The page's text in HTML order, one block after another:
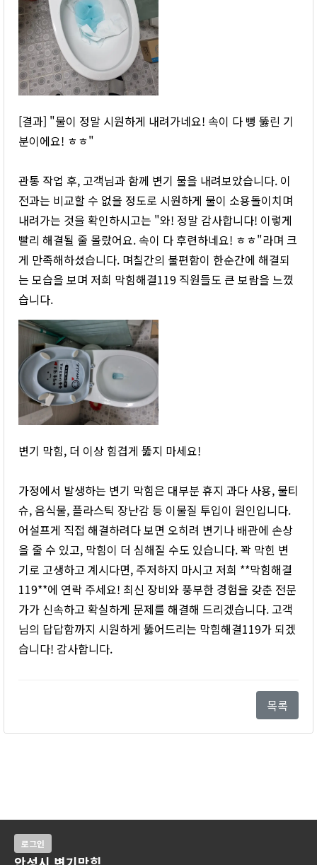
[결과] "물이 정말 시원하게 내려가네요! 속이 다 뻥 뚫린 기
분이에요! ㅎㅎ"
관통 작업 후, 고객님과 함께 변기 물을 내려보았습니다. 이
전과는 비교할 수 없을 정도로 시원하게 물이 소용돌이치며
내려가는 것을 확인하시고는 "와! 정말 감사합니다! 이렇게
빨리 해결될 줄 몰랐어요. 속이 다 후련하네요! ㅎㅎ"라며 크
게 만족해하셨습니다. 며칠간의 불편함이 한순간에 해결되
는 모습을 보며 저희 막힘해결119 직원들도 큰 보람을 느꼈
습니다.
변기 막힘, 더 이상 힘겹게 뚫지 마세요!
가정에서 발생하는 변기 막힘은 대부분 휴지 과다 사용, 물티
슈, 음식물, 플라스틱 장난감 등 이물질 투입이 원인입니다.
어설프게 직접 해결하려다 보면 오히려 변기나 배관에 손상
을 줄 수 있고, 막힘이 더 심해질 수도 있습니다. 꽉 막힌 변
기로 고생하고 계시다면, 주저하지 마시고 저희 **막힘해결
119**에 연락 주세요! 최신 장비와 풍부한 경험을 갖춘 전문
가가 신속하고 확실하게 문제를 해결해 드리겠습니다. 고객
님의 답답함까지 시원하게 뚫어드리는 막힘해결119가 되겠
습니다! 감사합니다.
목록
로그인